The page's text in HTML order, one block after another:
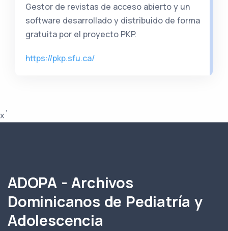
Gestor de revistas de acceso abierto y un
software desarrollado y distribuido de forma
gratuita por el proyecto PKP.
https://pkp.sfu.ca/
x`
ADOPA - Archivos
Dominicanos de Pediatría y
Adolescencia